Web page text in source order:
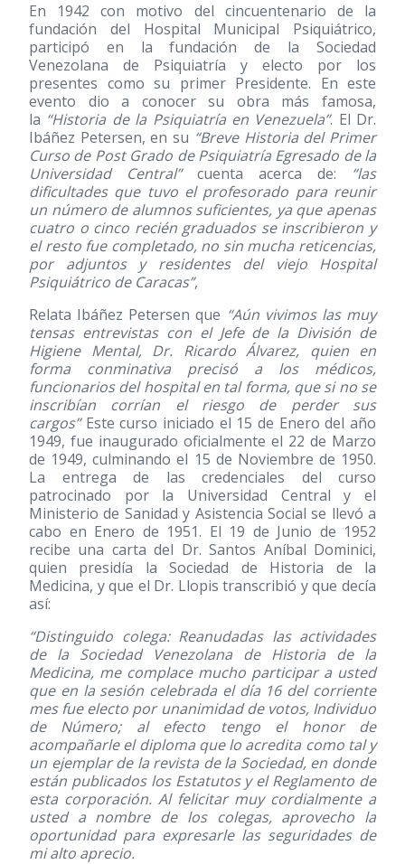
En 1942 con motivo del cincuentenario de la
fundación del Hospital Municipal Psiquiátrico,
participó en la fundación de la Sociedad
Venezolana de Psiquiatría y electo por los
presentes como su primer Presidente. En este
evento dio a conocer su obra más famosa,
la “Historia de la Psiquiatría en Venezuela”. El Dr.
Ibáñez Petersen, en su “Breve Historia del Primer
Curso de Post Grado de Psiquiatría Egresado de la
Universidad Central”cuenta acerca de: “las
dificultades que tuvo el profesorado para reunir
un número de alumnos suficientes, ya que apenas
cuatro o cinco recién graduados se inscribieron y
el resto fue completado, no sin mucha reticencias,
por adjuntos y residentes del viejo Hospital
Psiquiátrico de Caracas”,
Relata Ibáñez Petersen que “Aún vivimos las muy
tensas entrevistas con el Jefe de la División de
Higiene Mental, Dr. Ricardo Álvarez, quien en
forma conminativa precisó a los médicos,
funcionarios del hospital en tal forma, que si no se
inscribían corrían el riesgo de perder sus
cargos”Este curso iniciado el 15 de Enero del año
1949, fue inaugurado oficialmente el 22 de Marzo
de 1949, culminando el 15 de Noviembre de 1950.
La entrega de las credenciales del curso
patrocinado por la Universidad Central y el
Ministerio de Sanidad y Asistencia Social se llevó a
cabo en Enero de 1951. El 19 de Junio de 1952
recibe una carta del Dr. Santos Aníbal Dominici,
quien presidía la Sociedad de Historia de la
Medicina, y que el Dr. Llopis transcribió y que decía
así:
“Distinguido colega: Reanudadas las actividades
de la Sociedad Venezolana de Historia de la
Medicina, me complace mucho participar a usted
que en la sesión celebrada el día 16 del corriente
mes fue electo por unanimidad de votos, Individuo
de Número; al efecto tengo el honor de
acompañarle el diploma que lo acredita como tal y
un ejemplar de la revista de la Sociedad, en donde
están publicados los Estatutos y el Reglamento de
esta corporación. Al felicitar muy cordialmente a
usted a nombre de los colegas, aprovecho la
oportunidad para expresarle las seguridades de
mi alto aprecio.